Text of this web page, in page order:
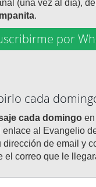
(una vez al día),
.
por
cada
cada domingo
al Evangelio
de email y
el correo que le